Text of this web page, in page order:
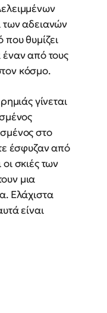
των αδειανών
θυμίζει
από τους
κόσμο.
γίνεται
στο
έσφυζαν από
σκιές των
μια
Ελάχιστα
είναι